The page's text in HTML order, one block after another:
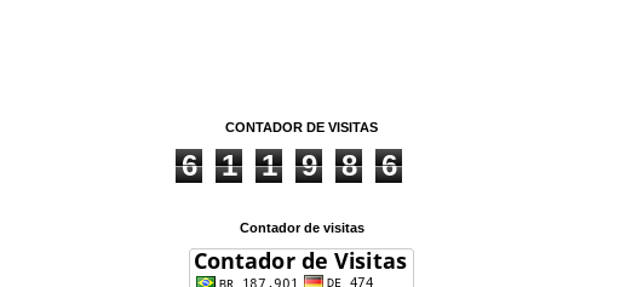
CONTADOR DE VISITAS
6 1 1 9 8 6
Contador de visitas